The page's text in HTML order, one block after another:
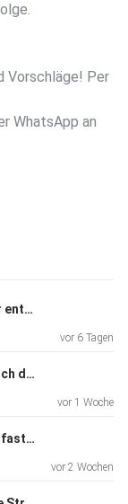
Vorschläge! Per
WhatsApp an
Wie wir unsere Lust auf Sex wieder entdecken können (mit Stephanie Kossow)
vor 6 Tagen
Frauengesundheit: Wie wir gut durch die Wechseljahre kommen (Mit Katrin Schaudig)
vor 1 Woche
Intervallfasten, Heilfasten, Scheinfasten: Welche Methode passt zu mir? (Mit Andreas Michalsen)
vor 2 Wochen